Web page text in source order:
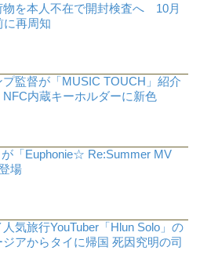
物を本人不在で開封検査へ 10月
に再周知
プ監督が「MUSIC TOUCH」紹介
内蔵キーホルダーに新色
が「Euphonie☆ Re:Summer MV
場
人気旅行YouTuber「Hlun Solo」の
アからタイに帰国 死因究明の司